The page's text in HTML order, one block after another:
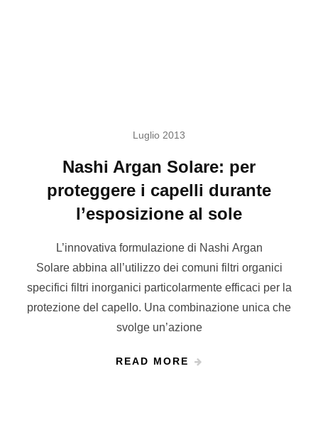
Luglio 2013
Nashi Argan Solare: per
proteggere i capelli durante
l’esposizione al sole
L’innovativa formulazione di Nashi Argan
Solare abbina all’utilizzo dei comuni filtri organici
specifici filtri inorganici particolarmente efficaci per la
protezione del capello. Una combinazione unica che
svolge un’azione
READ MORE